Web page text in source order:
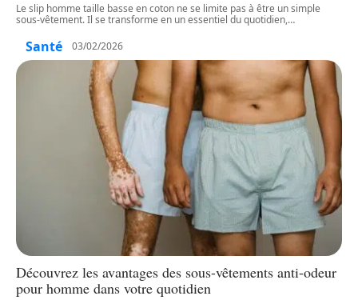
Le slip homme taille basse en coton ne se limite pas à être un simple
sous-vêtement. Il se transforme en un essentiel du quotidien,…
Santé 03/02/2026
Découvrez les avantages des sous-vêtements anti-odeur
pour homme dans votre quotidien